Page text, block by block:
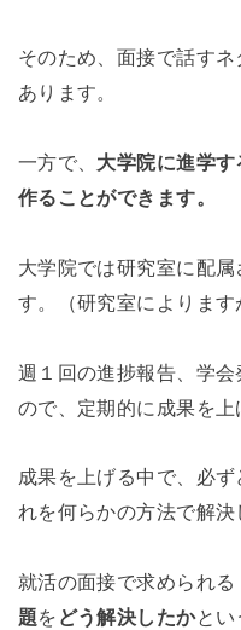
そのため、面接で話す
あります。
一方で、 大学院に進学
作ることができます。
大学院では研究室に配
す。（研究室によります
週１回の進捗報告、学
ので、定期的に成果を上
成果を上げる中で、必
れを何らかの方法で解決
就活の面接で求められ
題を どう解決したかとい